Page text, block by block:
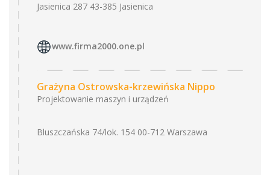
Jasienica 287 43-385 Jasienica
www.firma2000.one.pl
Grażyna Ostrowska-krzewińska Nippo
Projektowanie maszyn i urządzeń
Bluszczańska 74/lok. 154 00-712 Warszawa